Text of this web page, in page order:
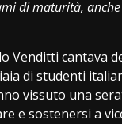
di maturità,
Venditti cantava
di studenti
vissuto una
e sostenersi a